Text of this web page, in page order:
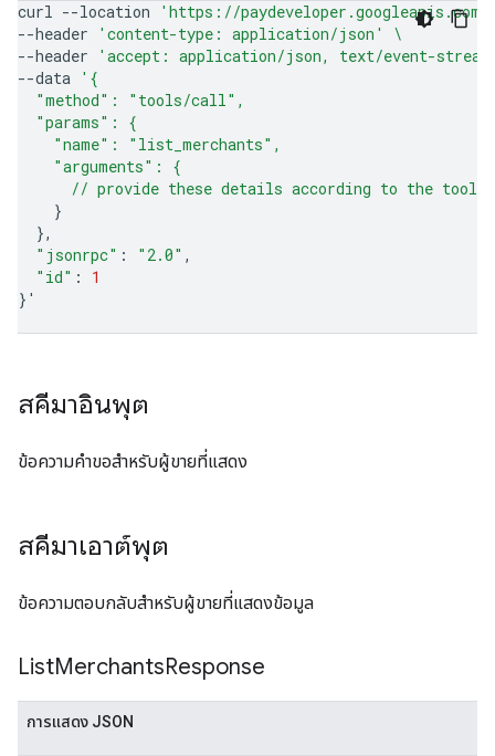
curl --location
'https://paydeveloper.googleapis.com/
--header
'content-type: application/json'
\
--header
'accept: application/json, text/event-
--data '{
  "method": "tools/call",
  "params": {
    "name": "list_merchants",
    "arguments": {
      // provide these details according to the tool'
}
}
"jsonrpc" : "2.0"
"id" :
1
} '
สคีมาอินพุต
ข้อความคำขอสำหรับผู้ขายที่แสดง
สคีมาเอาต์พุต
ข้อความตอบกลับสำหรับผู้ขายที่แสดงข้อมูล
ListMerchantsResponse
การแสดง JSON